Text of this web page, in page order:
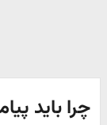
چرا باید